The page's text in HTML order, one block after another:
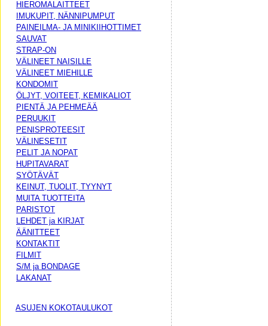
HIEROMALAITTEET
IMUKUPIT, NÄNNIPUMPUT
PAINEILMA- JA MINIKIIHOTTIMET
SAUVAT
STRAP-ON
VÄLINEET NAISILLE
VÄLINEET MIEHILLE
KONDOMIT
ÖLJYT, VOITEET, KEMIKALIOT
PIENTÄ JA PEHMEÄÄ
PERUUKIT
PENISPROTEESIT
VÄLINESETIT
PELIT JA NOPAT
HUPITAVARAT
SYÖTÄVÄT
KEINUT, TUOLIT, TYYNYT
MUITA TUOTTEITA
PARISTOT
LEHDET ja KIRJAT
ÄÄNITTEET
KONTAKTIT
FILMIT
S/M ja BONDAGE
LAKANAT
ASUJEN KOKOTAULUKOT